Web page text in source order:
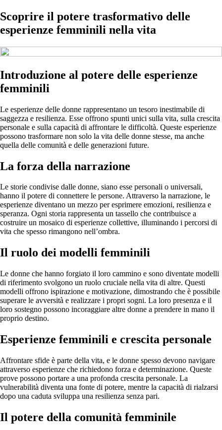
Scoprire il potere trasformativo delle
esperienze femminili nella vita
Introduzione al potere delle esperienze
femminili
Le esperienze delle donne rappresentano un tesoro inestimabile di
saggezza e resilienza. Esse offrono spunti unici sulla vita, sulla crescita
personale e sulla capacità di affrontare le difficoltà. Queste esperienze
possono trasformare non solo la vita delle donne stesse, ma anche
quella delle comunità e delle generazioni future.
La forza della narrazione
Le storie condivise dalle donne, siano esse personali o universali,
hanno il potere di connettere le persone. Attraverso la narrazione, le
esperienze diventano un mezzo per esprimere emozioni, resilienza e
speranza. Ogni storia rappresenta un tassello che contribuisce a
costruire un mosaico di esperienze collettive, illuminando i percorsi di
vita che spesso rimangono nell’ombra.
Il ruolo dei modelli femminili
Le donne che hanno forgiato il loro cammino e sono diventate modelli
di riferimento svolgono un ruolo cruciale nella vita di altre. Questi
modelli offrono ispirazione e motivazione, dimostrando che è possibile
superare le avversità e realizzare i propri sogni. La loro presenza e il
loro sostegno possono incoraggiare altre donne a prendere in mano il
proprio destino.
Esperienze femminili e crescita personale
Affrontare sfide è parte della vita, e le donne spesso devono navigare
attraverso esperienze che richiedono forza e determinazione. Queste
prove possono portare a una profonda crescita personale. La
vulnerabilità diventa una fonte di potere, mentre la capacità di rialzarsi
dopo una caduta sviluppa una resilienza senza pari.
Il potere della comunità femminile